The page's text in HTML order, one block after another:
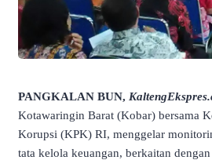
PANGKALAN BUN,
Kotawaringin Barat (Kobar) bersama
Korupsi (KPK) RI, menggelar
tata kelola keuangan, berkaitan